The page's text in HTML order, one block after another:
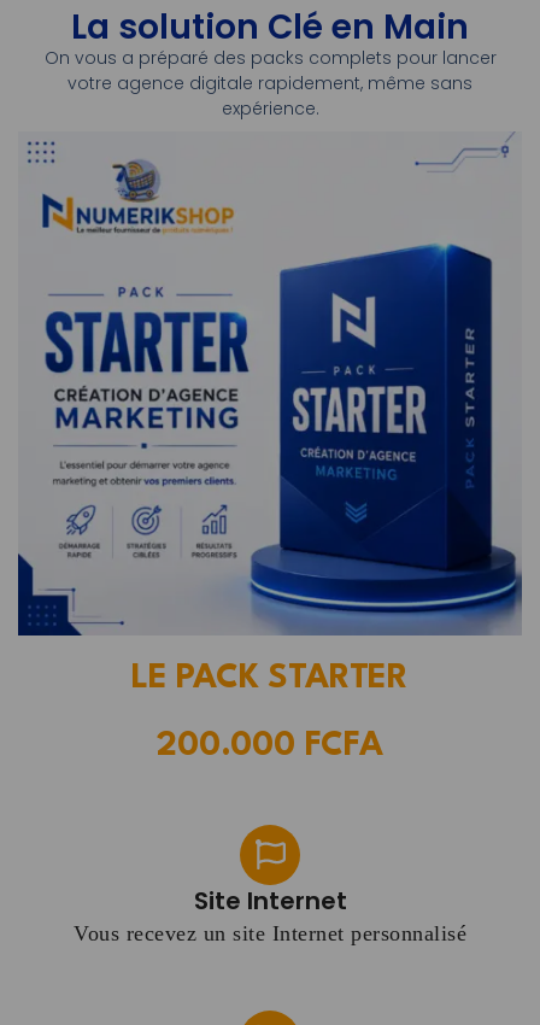
La solution Clé en Main
On vous a préparé des packs complets pour lancer
votre agence digitale rapidement, même sans
expérience.
LE PACK STARTER
200.000 FCFA
Site Internet
Vous recevez un site Internet personnalisé